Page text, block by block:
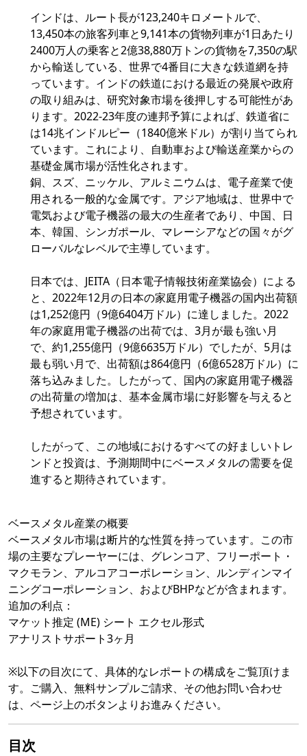
インドは、ルート長が123,240キロメートルで、
13,450本の旅客列車と9,141本の貨物列車が1日あたり
2400万人の乗客と2億38,880万トンの貨物を7,350の駅
から輸送している、世界で4番目に大きな鉄道網を持
っています。インドの鉄道における最近の発展や政府
の取り組みは、研究対象市場を後押しする可能性があ
ります。2022-23年度の連邦予算によれば、鉄道省に
は14兆インドルピー（1840億米ドル）が割り当てられ
ています。これにより、自動車および輸送産業からの
基礎金属市場が活性化されます。
銅、スズ、ニッケル、アルミニウムは、電子産業で使
用される一般的な金属です。アジア地域は、世界中で
電気および電子機器の最大の生産者であり、中国、日
本、韓国、シンガポール、マレーシアなどの国々がグ
ローバルなレベルで主導しています。
日本では、JEITA（日本電子情報技術産業協会）による
と、2022年12月の日本の家庭用電子機器の国内出荷額
は1,252億円（9億6404万ドル）に達しました。2022
年の家庭用電子機器の出荷では、3月が最も強い月
で、約1,255億円（9億6635万ドル）でしたが、5月は
最も弱い月で、出荷額は864億円（6億6528万ドル）に
落ち込みました。したがって、国内の家庭用電子機器
の出荷量の増加は、基本金属市場に好影響を与えると
予想されています。
したがって、この地域におけるすべての好ましいトレ
ンドと投資は、予測期間中にベースメタルの需要を促
進すると期待されています。
ベースメタル産業の概要
ベースメタル市場は断片的な性質を持っています。この市
場の主要なプレーヤーには、グレンコア、フリーポート・
マクモラン、アルコアコーポレーション、ルンディンマイ
ニングコーポレーション、およびBHPなどが含まれます。
追加の利点：
マケット推定 (ME) シート エクセル形式
アナリストサポート3ヶ月
※以下の目次にて、具体的なレポートの構成をご覧頂けま
す。ご購入、無料サンプルご請求、その他お問い合わせ
は、ページ上のボタンよりお進みください。
目次